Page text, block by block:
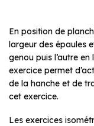
En position de
largeur des épaules
genou puis l’autre
exercice permet
de la hanche et de
cet exercice.
Les exercices